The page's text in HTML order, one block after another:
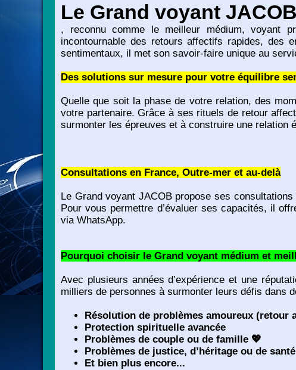
Le Grand voyant JACOB
, reconnu comme le meilleur médium, voyant
incontournable des retours affectifs rapides, des
sentimentaux, il met son savoir-faire unique au
Des solutions sur mesure pour votre équilibre
Quelle que soit la phase de votre relation, des
votre partenaire. Grâce à ses rituels de retour
surmonter les épreuves et à construire une relation
Consultations en France, Outre-mer et au-delà
Le Grand voyant JACOB propose ses
Pour vous permettre d’évaluer ses capacités, il
via WhatsApp.
Pourquoi choisir le Grand voyant médium et
Avec plusieurs années d’expérience et une
milliers de personnes à surmonter leurs défis dans
Résolution de problèmes amoureux (retour
Protection spirituelle avancée
Problèmes de couple ou de famille 💖
Problèmes de justice, d’héritage ou de santé
Et bien plus encore...